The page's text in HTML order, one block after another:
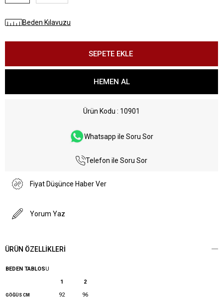
Beden Kılavuzu
Ürün Kodu 10901
Whatsapp ile Soru Sor
Telefon ile Soru Sor
Fiyat Düşünce Haber Ver
Yorum Yaz
ÜRÜN ÖZELLIKLERI
BEDEN TABLOSU
1
2
GÖĞÜS CM 92 96